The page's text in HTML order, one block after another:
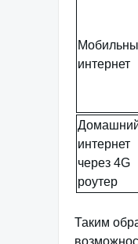
интернет
интернет
через 4G
роутер
Таким